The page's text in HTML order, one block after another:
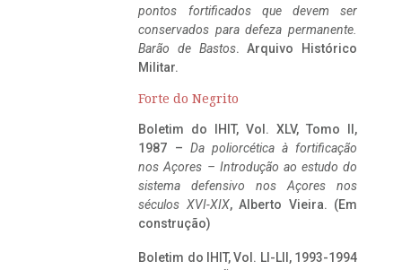
pontos fortificados que devem ser
conservados para defeza permanente.
Barão de Bastos. Arquivo Histórico
Militar.
Forte do Negrito
Boletim do IHIT, Vol. XLV, Tomo II,
1987 – Da poliorcética à fortificação
nos Açores – Introdução ao estudo do
sistema defensivo nos Açores nos
séculos XVI-XIX, Alberto Vieira. (Em
construção)
Boletim do IHIT, Vol. LI-LII, 1993-1994